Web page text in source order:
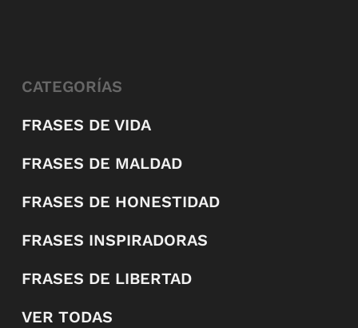
CATEGORÍAS
FRASES DE VIDA
FRASES DE MALDAD
FRASES DE HONESTIDAD
FRASES INSPIRADORAS
FRASES DE LIBERTAD
VER TODAS